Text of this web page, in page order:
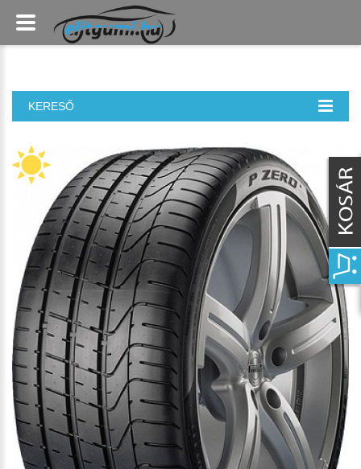
KERESŐ